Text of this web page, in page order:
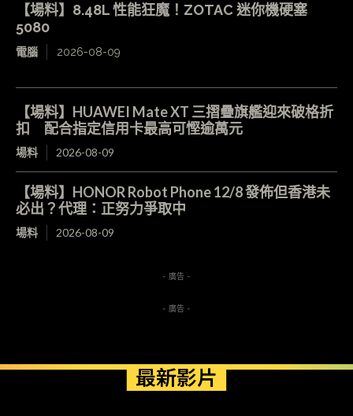
【場料】8.48L 性能狂魔！ZOTAC 迷你機硬塞
5080
電腦 2026-08-09
【場料】HUAWEI Mate XT 三摺疊旗艦迎來破格折
扣 配合指定信用卡最高可慳逾萬元
場料 2026-08-09
【場料】HONOR Robot Phone 12/8 發佈但香港未
必出？代理：正努力爭取中
場料 2026-08-09
- 廣告 -
- 廣告 -
最新影片